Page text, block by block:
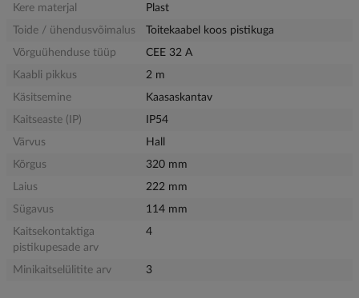
Kere materjal
Plast
Toide / ühendusvõimalus
Toitekaabel koos pistikuga
Võrguühenduse tüüp
CEE 32 A
Kaabli pikkus
2 m
Käsitsemine
Kaasaskantav
Kaitseaste (IP)
IP54
Värvus
Hall
Kõrgus
320 mm
Laius
222 mm
Sügavus
114 mm
Kaitsekontaktiga
pistikupesade arv
4
Minikaitselülitite arv 3